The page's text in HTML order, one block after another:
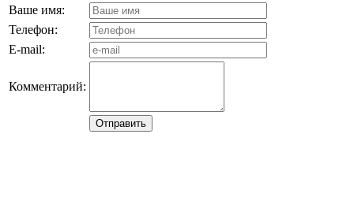
Ваше имя:
Телефон:
E-mail:
Комментарий: